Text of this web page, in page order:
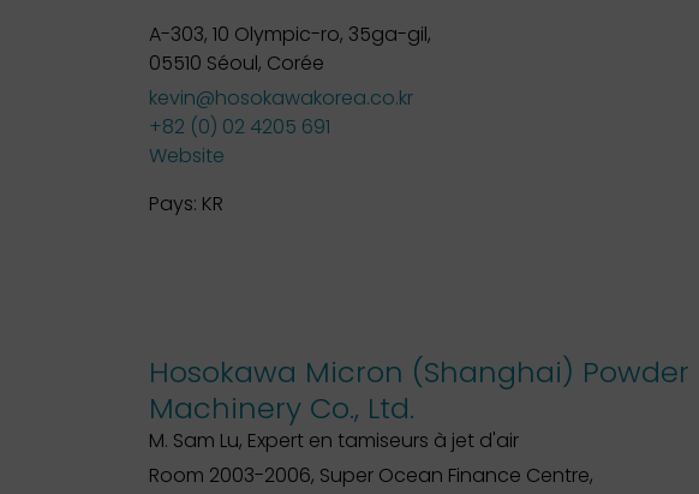
A-303, 10 Olympic-ro, 35ga-gil,
05510 Séoul, Corée
kevin@hosokawakorea.co.kr
+82 (0) 02 4205 691
Website
Pays: KR
Hosokawa Micron (Shanghai) Powder
Machinery Co., Ltd.
M. Sam Lu, Expert en tamiseurs à jet d'air
Room 2003-2006, Super Ocean Finance Centre,